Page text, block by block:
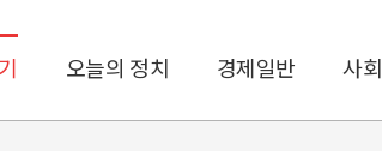
오늘의 정치 경제일반 사회